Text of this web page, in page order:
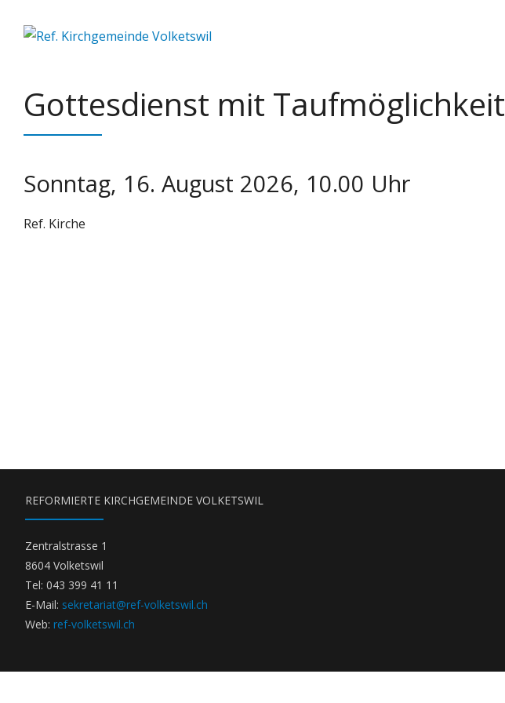
Gottesdienst mit Taufmöglichkeit
Sonntag, 16. August 2026, 10.00 Uhr
Ref. Kirche
REFORMIERTE KIRCHGEMEINDE VOLKETSWIL
Zentralstrasse 1
8604 Volketswil
Tel: 043 399 41 11
E-Mail: sekretariat@ref-volketswil.ch
Web: ref-volketswil.ch